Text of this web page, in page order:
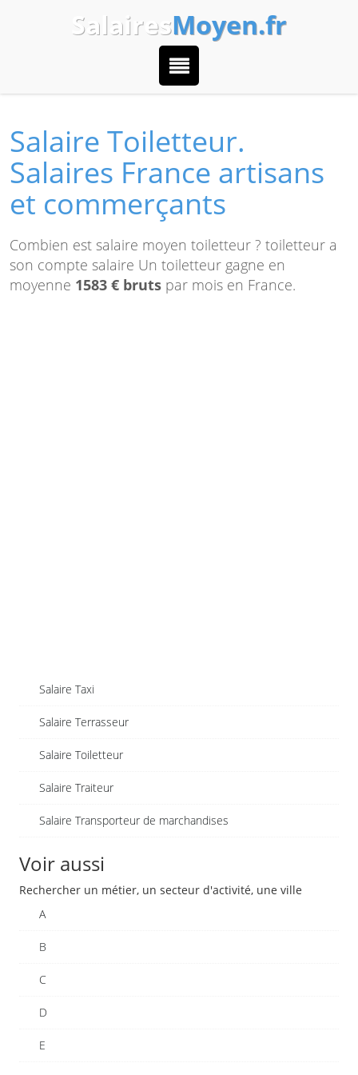
SalairesMoyen.fr
Salaire Toiletteur.
Salaires France artisans
et commerçants
Combien est salaire moyen toiletteur ? toiletteur a
son compte salaire Un toiletteur gagne en
moyenne 1583 € bruts par mois en France.
Salaire Taxi
Salaire Terrasseur
Salaire Toiletteur
Salaire Traiteur
Salaire Transporteur de marchandises
Voir aussi
Rechercher un métier, un secteur d'activité, une ville
A
B
C
D
E